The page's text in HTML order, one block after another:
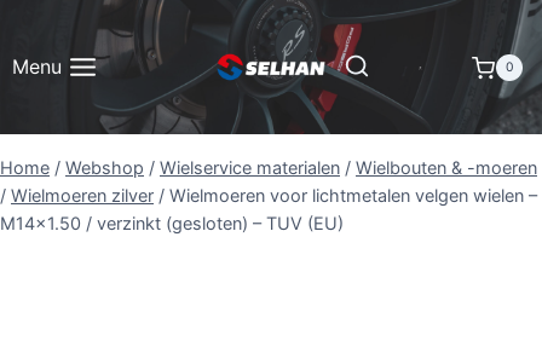
inhoud
Menu 0
Home / Webshop / Wielservice materialen / Wielbouten & -moeren
/ Wielmoeren zilver / Wielmoeren voor lichtmetalen velgen wielen –
M14x1.50 / verzinkt (gesloten) – TUV (EU)